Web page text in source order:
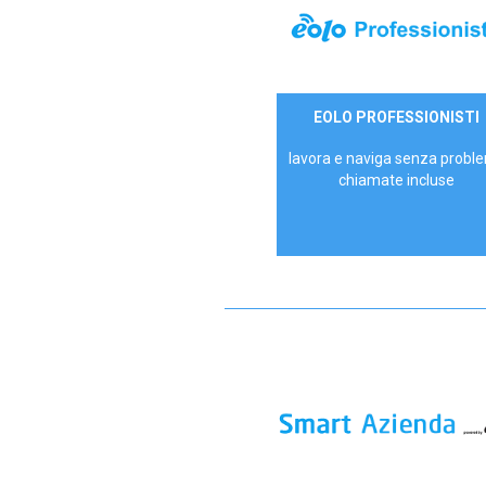
35,00 €/mese
EOLO PROFESSIONISTI
lavora e naviga senza
chiamate incluse